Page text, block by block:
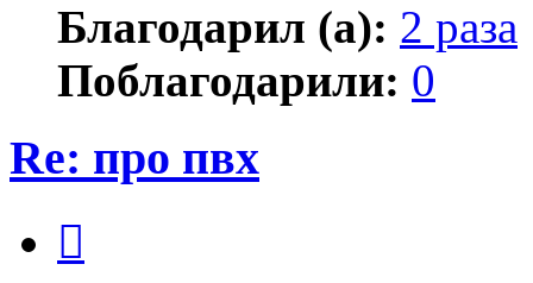
Благодарил (а): 2 раза
Поблагодарили: 0
Re: про пвх